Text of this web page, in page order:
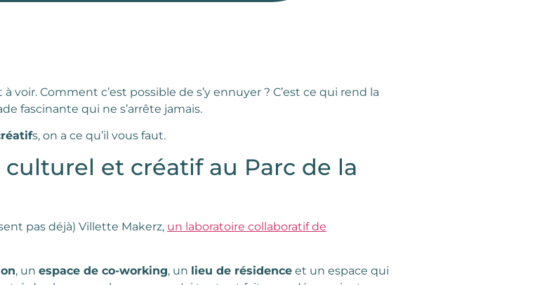
voir. Comment c’est possible de s’y ennuyer ? C’est ce qui rend la
fascinante qui ne s’arrête jamais.
s, on a ce qu’il vous faut.
et créatif au Parc de la
pas déjà) Villette Makerz, un laboratoire collaboratif de
, un espace de co-working, un lieu de résidence et un espace qui